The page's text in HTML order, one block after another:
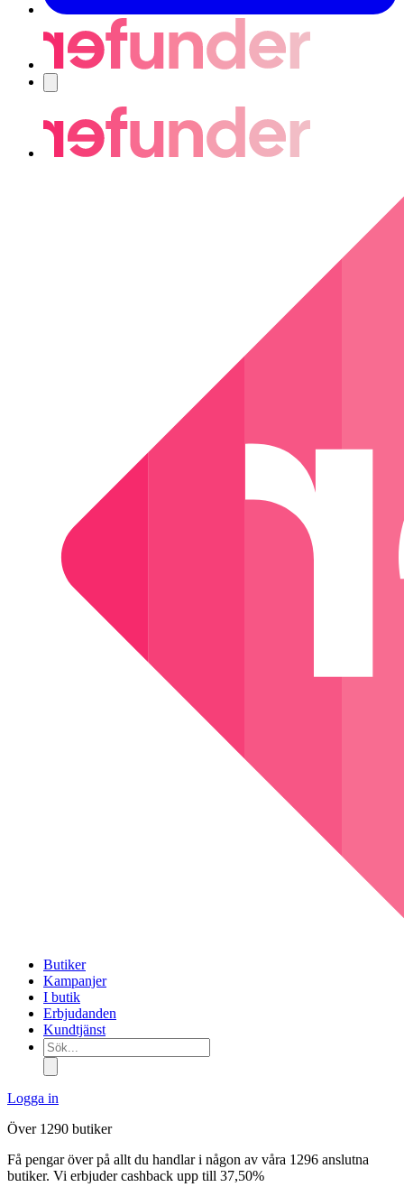
Butiker
Kampanjer
I butik
Erbjudanden
Kundtjänst
Sök...
Logga in
Över 1290 butiker
Få pengar över på allt du handlar i någon av våra 1296 anslutna
butiker. Vi erbjuder cashback upp till 37,50%